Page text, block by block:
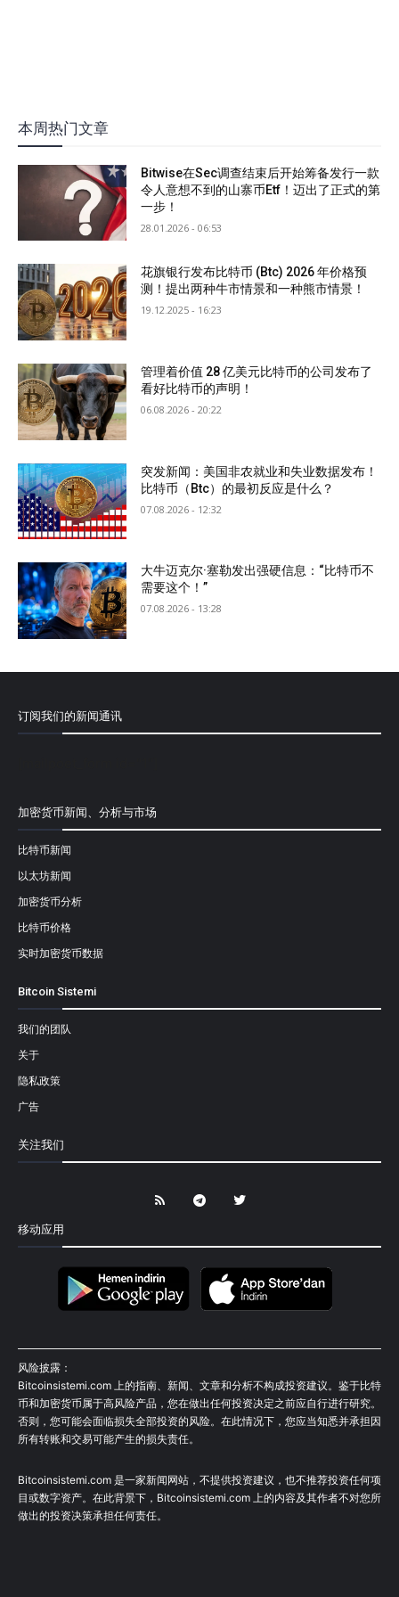
本周热门文章
Bitwise在Sec调查结束后开始筹备发行一款
令人意想不到的山寨币Etf！迈出了正式的第
一步！
28.01.2026 - 06:53
花旗银行发布比特币 (Btc) 2026 年价格预
测！提出两种牛市情景和一种熊市情景！
19.12.2025 - 16:23
管理着价值 28 亿美元比特币的公司发布了
看好比特币的声明！
06.08.2026 - 20:22
突发新闻：美国非农就业和失业数据发布！
比特币（Btc）的最初反应是什么？
07.08.2026 - 12:32
大牛迈克尔·塞勒发出强硬信息：“比特币不
需要这个！”
07.08.2026 - 13:28
订阅我们的新闻通讯
加密货币新闻、分析与市场
比特币新闻
以太坊新闻
加密货币分析
比特币价格
实时加密货币数据
Bitcoin Sistemi
我们的团队
关于
隐私政策
广告
关注我们
移动应用
风险披露：
Bitcoinsistemi.com 上的指南、新闻、文章和分析不构成投资建议。鉴于比特
币和加密货币属于高风险产品，您在做出任何投资决定之前应自行进行研究。
否则，您可能会面临损失全部投资的风险。在此情况下，您应当知悉并承担因
所有转账和交易可能产生的损失责任。
Bitcoinsistemi.com 是一家新闻网站，不提供投资建议，也不推荐投资任何项
目或数字资产。在此背景下，Bitcoinsistemi.com 上的内容及其作者不对您所
做出的投资决策承担任何责任。